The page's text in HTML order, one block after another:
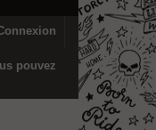
pouvez